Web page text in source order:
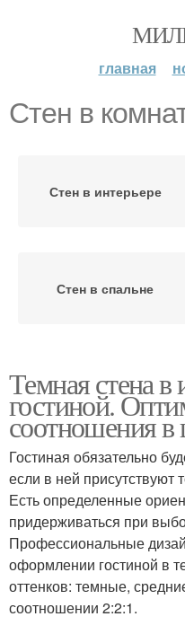
главная
Стен в
Стен в интерьере
Стен в спальне
Стены в маленькой
Стены в интерьере
Стены в зале
Темная стена в
гостиной.
соотношения в
Гостиная обязательно
если в ней присутствуют
Есть определенные
придерживаться при
Профессиональные
оформлении гостиной в
оттенков: темные,
соотношении 2:2:1.